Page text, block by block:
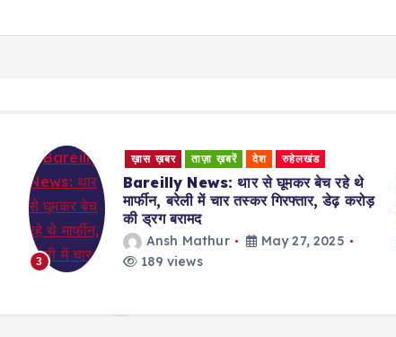
4
ख़ास ख़बर ताज़ा ख़बरें देश
धीरेंद्र शास्त्री की कथा से लौटकर देहरादून से
आए परिवार के 7 लोगों ने क्यों की आत्महत्या
Ansh Mathur
184 views